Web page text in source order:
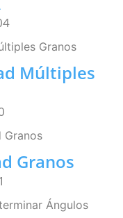
Múltiples
Granos